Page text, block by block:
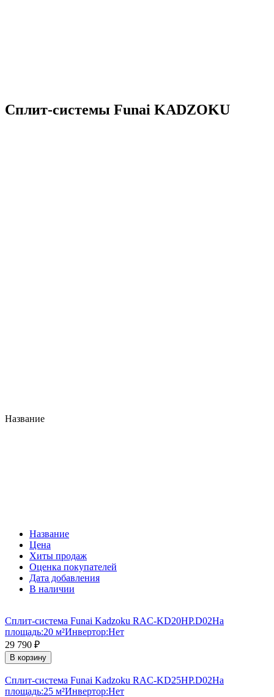
Сплит-системы Funai KADZOKU
Название
Название
Цена
Хиты продаж
Оценка покупателей
Дата добавления
В наличии
Сплит-система Funai Kadzoku RAC-KD20HP.D02На
площадь:20 м²Инвертор:Нет
29 790 ₽
В корзину
Сплит-система Funai Kadzoku RAC-KD25HP.D02На
площадь:25 м²Инвертор:Нет